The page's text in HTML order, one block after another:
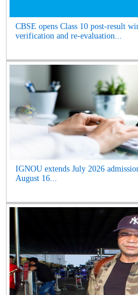
CBSE opens Class 10 post-result
verification and re-evaluation...
IGNOU extends July 2026
August 16...